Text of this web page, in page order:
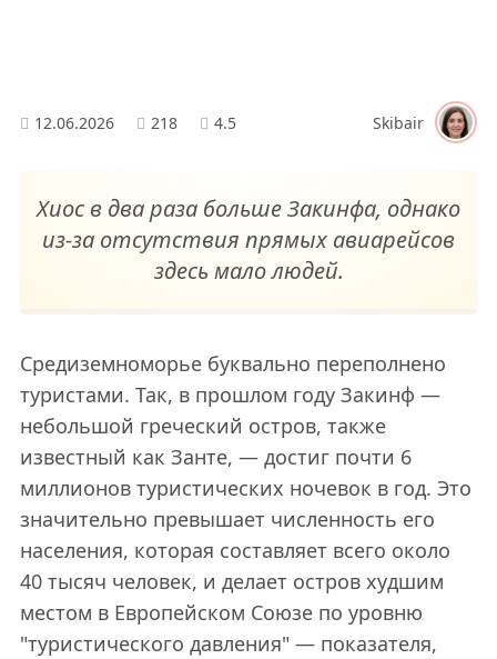
12.06.2026 218 4.5 Skibair
Хиос в два раза больше Закинфа, однако
из-за отсутствия прямых авиарейсов
здесь мало людей.
Средиземноморье буквально переполнено
туристами. Так, в прошлом году Закинф —
небольшой греческий остров, также
известный как Занте, — достиг почти 6
миллионов туристических ночевок в год. Это
значительно превышает численность его
населения, которая составляет всего около
40 тысяч человек, и делает остров худшим
местом в Европейском Союзе по уровню
"туристического давления" — показателя,